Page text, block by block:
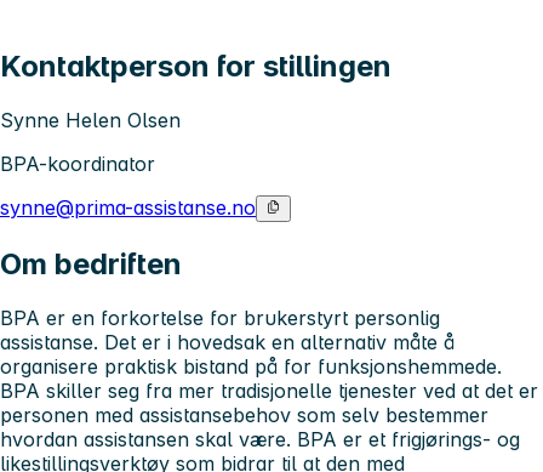
Kontaktperson for stillingen
Synne Helen Olsen
BPA-koordinator
synne@prima-assistanse.no
Om bedriften
BPA er en forkortelse for brukerstyrt personlig
assistanse. Det er i hovedsak en alternativ måte å
organisere praktisk bistand på for funksjonshemmede.
BPA skiller seg fra mer tradisjonelle tjenester ved at det er
personen med assistansebehov som selv bestemmer
hvordan assistansen skal være. BPA er et frigjørings- og
likestillingsverktøy som bidrar til at den med